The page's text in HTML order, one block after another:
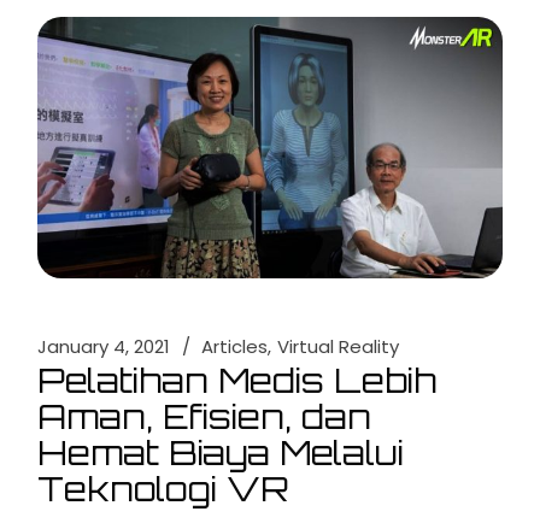
January 4, 2021 Articles Virtual Reality
Pelatihan Medis Lebih
Aman, Efisien, dan
Hemat Biaya Melalui
Teknologi VR